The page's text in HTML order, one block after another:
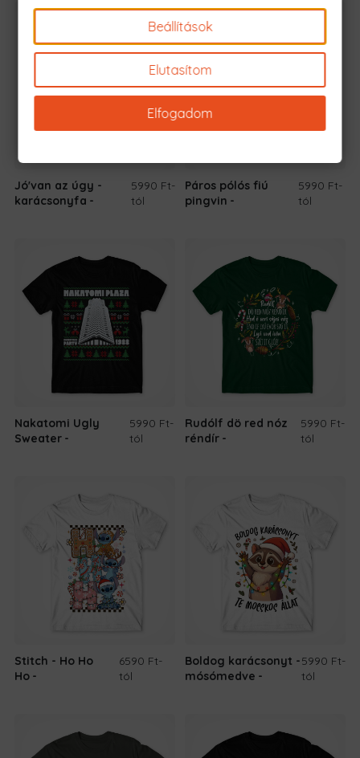
Jó'van az úgy -
karácsonyfa
5990 Ft-
tól
Páros pólós fiú
pingvin
5990 Ft-
tól
Nakatomi Ugly
Sweater
5990 Ft-
tól
Rudólf dö red nóz
réndír
5990 Ft-
tól
Stitch - Ho Ho
Ho
6590 Ft-
tól
Boldog karácsonyt -
mósómedve
5990 Ft-
tól
Beállítások
Elutasítom
Elfogadom